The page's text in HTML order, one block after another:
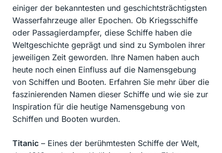
einiger der bekanntesten und geschichtsträchtigsten
Wasserfahrzeuge aller Epochen. Ob Kriegsschiffe
oder Passagierdampfer, diese Schiffe haben die
Weltgeschichte geprägt und sind zu Symbolen ihrer
jeweiligen Zeit geworden. Ihre Namen haben auch
heute noch einen Einfluss auf die Namensgebung
von Schiffen und Booten. Erfahren Sie mehr über die
faszinierenden Namen dieser Schiffe und wie sie zur
Inspiration für die heutige Namensgebung von
Schiffen und Booten wurden.
Titanic – Eines der berühmtesten Schiffe der Welt,